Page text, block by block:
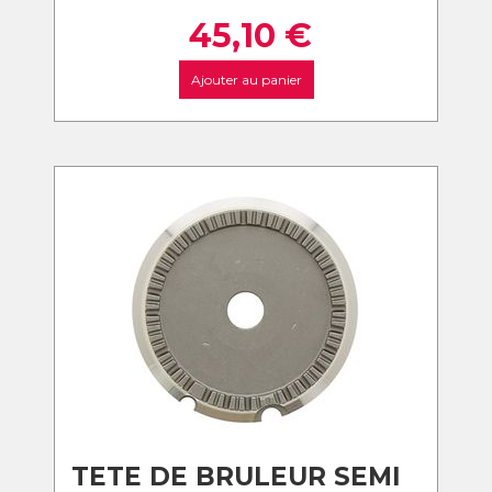
45,10 €
Ajouter au panier
TETE DE BRULEUR SEMI